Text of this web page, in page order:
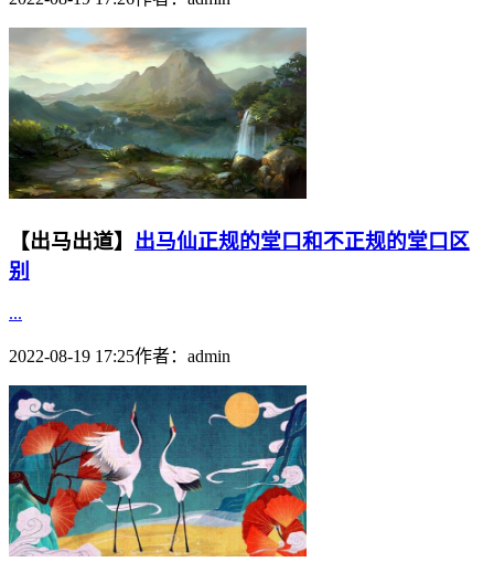
【出马出道】 出马仙正规的堂口和不正规的堂口区
别
...
2022-08-19 17:25作者： admin